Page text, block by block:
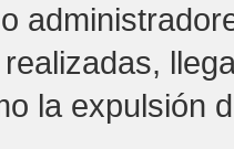
la expulsión